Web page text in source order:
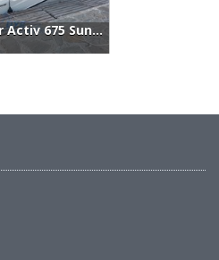
Quicksilver Activ 675 Sundeck (2020)